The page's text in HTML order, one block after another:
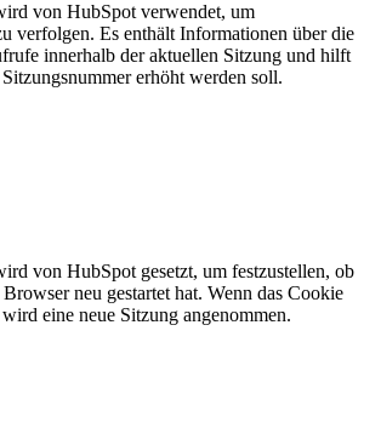
von HubSpot verwendet, um
verfolgen. Es enthält Informationen über die
innerhalb der aktuellen Sitzung und hilft
erhöht werden soll.
von HubSpot gesetzt, um festzustellen, ob
neu gestartet hat. Wenn das Cookie
eine neue Sitzung angenommen.